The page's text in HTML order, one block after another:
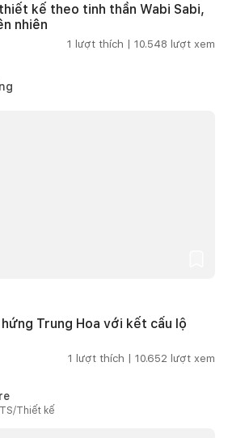
kế theo tinh thần Wabi Sabi,
nhiên
1 lượt thích | 10.548 lượt xem
Trung Hoa với kết cấu lộ
1 lượt thích | 10.652 lượt xem
Thiết kế